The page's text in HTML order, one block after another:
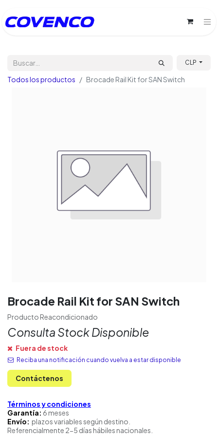
CLP
Todos los productos Brocade Rail Kit for SAN Switch
Brocade Rail Kit for SAN Switch
Producto Reacondicionado
Consulta Stock Disponible
Fuera de stock
Reciba una notificación cuando vuelva a estar disponible
Contáctenos
Términos y condiciones
Garantía: 6 meses
Envío: plazos variables según destino.
Referencialmente 2-5 días hábiles nacionales.